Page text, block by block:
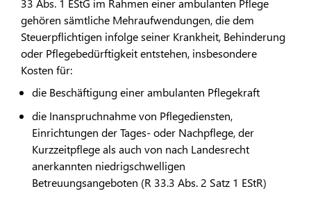
33 Abs. 1 EStG im Rahmen einer ambulanten Pflege
gehören sämtliche Mehraufwendungen, die dem
Steuerpflichtigen infolge seiner Krankheit, Behinderung
oder Pflegebedürftigkeit entstehen, insbesondere
Kosten für:
die Beschäftigung einer ambulanten Pflegekraft
die Inanspruchnahme von Pflegediensten,
Einrichtungen der Tages- oder Nachpflege, der
Kurzzeitpflege als auch von nach Landesrecht
anerkannten niedrigschwelligen
Betreuungsangeboten (R 33.3 Abs. 2 Satz 1 EStR)